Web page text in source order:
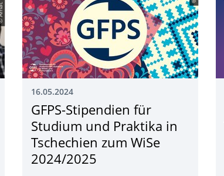
16.05.2024
GFPS-Stipendien für
Studium und Praktika in
Tschechien zum WiSe
2024/2025